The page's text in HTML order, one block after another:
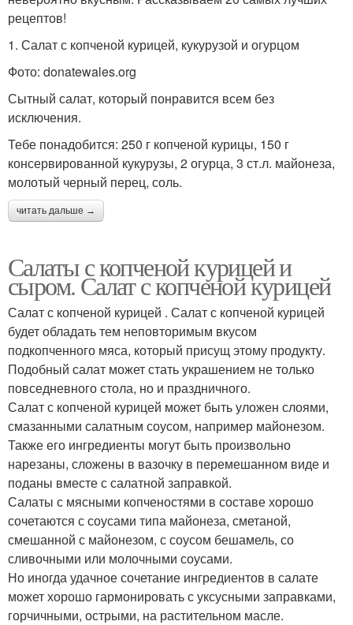
рецептов!
1. Салат с копченой курицей, кукурузой и огурцом
Фото: donatewales.org
Сытный салат, который понравится всем без
исключения.
Тебе понадобится: 250 г копченой курицы, 150 г
консервированной кукурузы, 2 огурца, 3 ст.л. майонеза,
молотый черный перец, соль.
читать дальше →
Салаты с копченой курицей и
сыром. Салат с копченой курицей
Салат с копченой курицей . Салат с копченой курицей
будет обладать тем неповторимым вкусом
подкопченного мяса, который присущ этому продукту.
Подобный салат может стать украшением не только
повседневного стола, но и праздничного.
Салат с копченой курицей может быть уложен слоями,
смазанными салатным соусом, например майонезом.
Также его ингредиенты могут быть произвольно
нарезаны, сложены в вазочку в перемешанном виде и
поданы вместе с салатной заправкой.
Салаты с мясными копченостями в составе хорошо
сочетаются с соусами типа майонеза, сметаной,
смешанной с майонезом, с соусом бешамель, со
сливочными или молочными соусами.
Но иногда удачное сочетание ингредиентов в салате
может хорошо гармонировать с уксусными заправками,
горчичными, острыми, на растительном масле.